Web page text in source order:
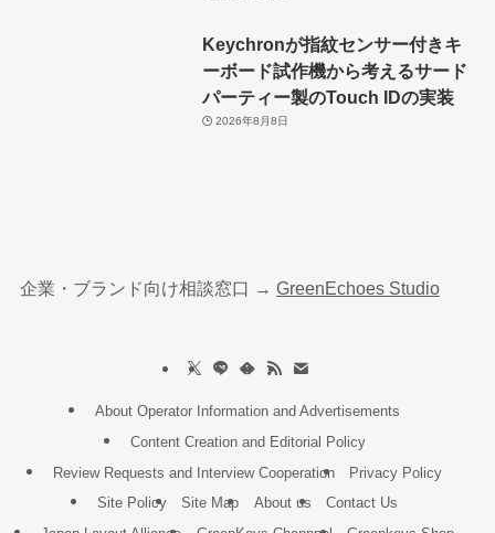
Keychronが指紋センサー付きキ
ーボード試作機から考えるサード
パーティー製のTouch IDの実装
2026年8月8日
企業・ブランド向け相談窓口 → GreenEchoes Studio
About Operator Information and Advertisements
Content Creation and Editorial Policy
Review Requests and Interview Cooperation
Privacy Policy
Site Policy
Site Map About us
Contact Us